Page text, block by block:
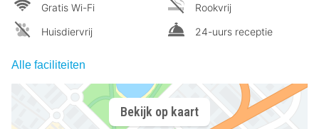
Gratis Wi-Fi
Huisdiervrij
Rookvrij
24-uurs receptie
Alle faciliteiten
Bekijk op kaart